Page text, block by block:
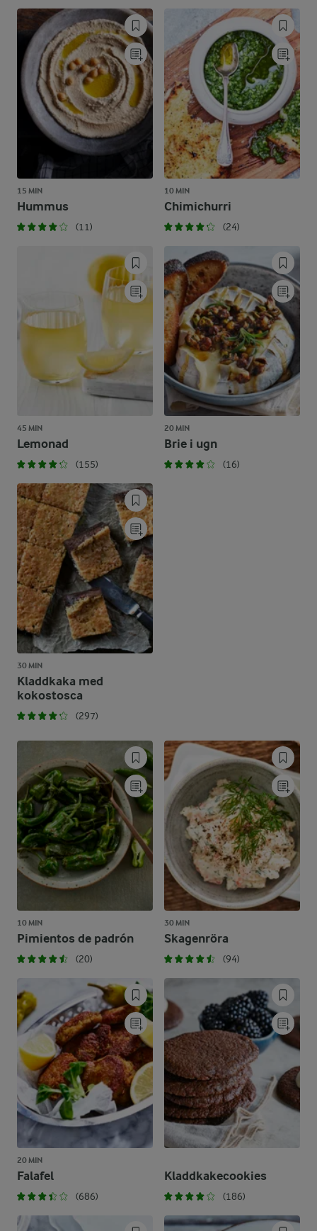
15 MIN
Hummus
(11)
10 MIN
Chimichurri
(24)
45 MIN
Lemonad
(155)
20 MIN
Brie i ugn
(16)
30 MIN
Kladdkaka med
kokostosca
(297)
10 MIN
Pimientos de padrón
(20)
30 MIN
Skagenröra
(94)
20 MIN
Falafel
(686)
Kladdkakecookies
(186)